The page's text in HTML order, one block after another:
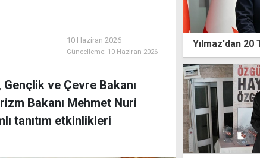
10 Haziran 2026
Güncelleme: 10 Haziran 2026
ve Çevre Bakanı
Bakanı Mehmet Nuri
tanıtım etkinlikleri
Yılmaz'dan 20